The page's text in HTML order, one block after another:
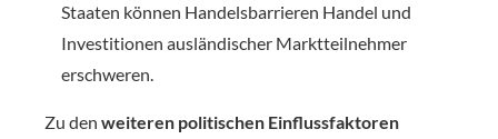
Staaten können Handelsbarrieren Handel und
Investitionen ausländischer Marktteilnehmer
erschweren.
Zu den weiteren politischen Einflussfaktoren